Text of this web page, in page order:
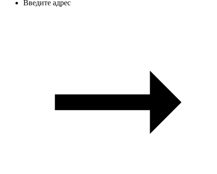
Введите адрес